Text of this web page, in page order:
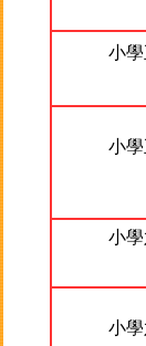
小
小
小
小